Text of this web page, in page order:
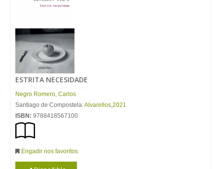
ESTRITA NECESIDADE
Negro Romero, Carlos
Santiago de Compostela:Alvarellos,2021
ISBN: 9788418567100
Engadir nos favoritos